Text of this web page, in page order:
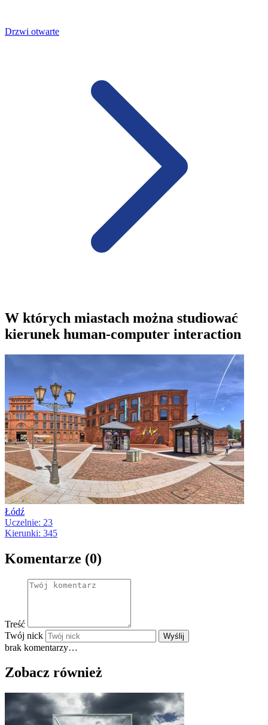
Drzwi otwarte
W których miastach można studiować
kierunek human-computer interaction
Łódź
Uczelnie: 23
Kierunki: 345
Komentarze (0)
Treść
Twój nick
Wyślij
brak komentarzy…
Zobacz również